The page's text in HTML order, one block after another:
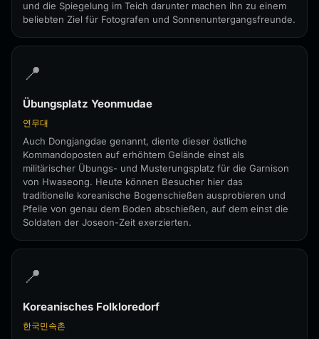
und die Spiegelung im Teich darunter machen ihn zu einem
beliebten Ziel für Fotografen und Sonnenuntergangsfreunde.
📍
Übungsplatz Yeonmudae
연무대
Auch Dongjangdae genannt, diente dieser östliche
Kommandoposten auf erhöhtem Gelände einst als
militärischer Übungs- und Musterungsplatz für die Garnison
von Hwaseong. Heute können Besucher hier das
traditionelle koreanische Bogenschießen ausprobieren und
Pfeile von genau dem Boden abschießen, auf dem einst die
Soldaten der Joseon-Zeit exerzierten.
📍
Koreanisches Folkloredorf
한국민속촌